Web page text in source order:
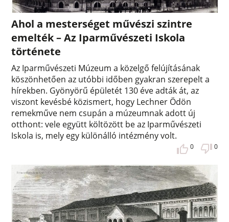
Ahol a mesterséget művészi szintre
emelték – Az Iparművészeti Iskola
története
Az Iparművészeti Múzeum a közelgő felújításának
köszönhetően az utóbbi időben gyakran szerepelt a
hírekben. Gyönyörű épületét 130 éve adták át, az
viszont kevésbé közismert, hogy Lechner Ödön
remekműve nem csupán a múzeumnak adott új
otthont: vele együtt költözött be az Iparművészeti
Iskola is, mely egy különálló intézmény volt.
0 0